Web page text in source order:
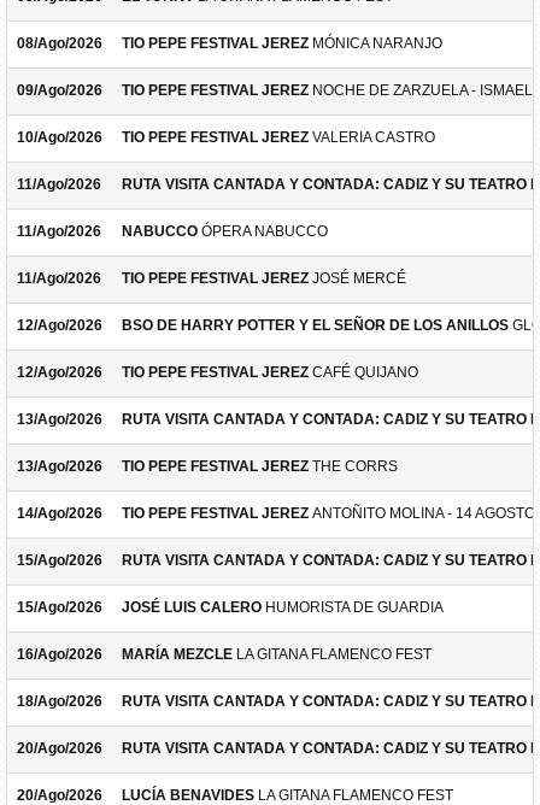
08/Ago/2026 TIO PEPE FESTIVAL JEREZ MÓNICA NARANJO
09/Ago/2026 TIO PEPE FESTIVAL JEREZ NOCHE DE ZARZUELA -
10/Ago/2026 TIO PEPE FESTIVAL JEREZ VALERIA CASTRO
11/Ago/2026 RUTA VISITA CANTADA Y CONTADA: CADIZ Y SU TEATRO
11/Ago/2026 NABUCCO ÓPERA NABUCCO
11/Ago/2026 TIO PEPE FESTIVAL JEREZ JOSÉ MERCÉ
12/Ago/2026 BSO DE HARRY POTTER Y EL SEÑOR DE LOS ANILLOS
12/Ago/2026 TIO PEPE FESTIVAL JEREZ CAFÉ QUIJANO
13/Ago/2026 RUTA VISITA CANTADA Y CONTADA: CADIZ Y SU TEATRO
13/Ago/2026 TIO PEPE FESTIVAL JEREZ THE CORRS
14/Ago/2026 TIO PEPE FESTIVAL JEREZ ANTOÑITO MOLINA - 14 AGOSTO
15/Ago/2026 RUTA VISITA CANTADA Y CONTADA: CADIZ Y SU TEATRO
15/Ago/2026 JOSÉ LUIS CALERO HUMORISTA DE GUARDIA
16/Ago/2026 MARÍA MEZCLE LA GITANA FLAMENCO FEST
18/Ago/2026 RUTA VISITA CANTADA Y CONTADA: CADIZ Y SU TEATRO
20/Ago/2026 RUTA VISITA CANTADA Y CONTADA: CADIZ Y SU TEATRO
20/Ago/2026 LUCÍA BENAVIDES LA GITANA FLAMENCO FEST